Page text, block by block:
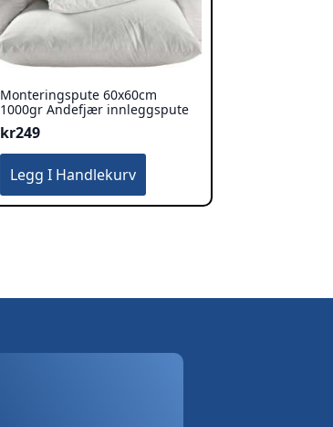
Monteringspute 60x60cm
1000gr Andefjær innleggspute
kr249
Legg I Handlekurv